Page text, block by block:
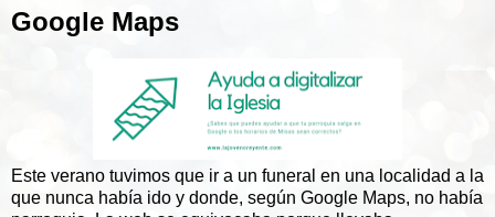
Google Maps
Este verano tuvimos que ir a un funeral en una localidad a la
que nunca había ido y donde, según Google Maps, no había